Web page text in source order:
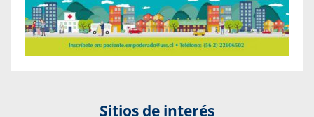
Sitios de interés